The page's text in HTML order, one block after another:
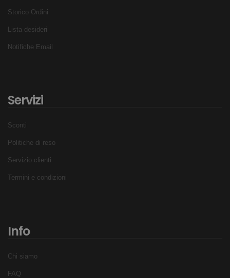
Storico Ordini
Lista desideri
Notifiche Email
Servizi
Sconti
Politiche di reso
Servizio clienti
Termini e condizioni
Info
Chi siamo
FAQ